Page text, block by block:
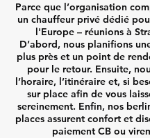
Parce que l’organisation
un chauffeur privé dédié
l'Europe – réunions à
D’abord, nous planifions
plus près et un point de
pour le retour. Ensuite,
l’horaire, l’itinéraire et, si
sur place afin de vous
sereinement. Enfin, nos
places assurent confort et
paiement CB ou